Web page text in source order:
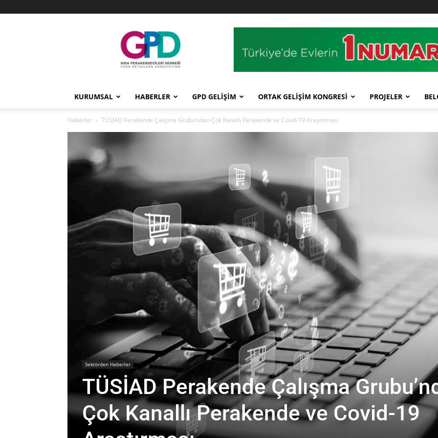
GPD
KURUMSAL HABERLER GPD GELİŞİM ORTAK GELİŞİM KONGRESİ PROJELER
Haberler TÜSİAD Perakende Çalışma Grubu’ndan Çok Kanallı Perakende ve Covid-19 Araştırması
Sektörden Haberler
TÜSİAD Perakende Çalışma
Çok Kanallı Perakende ve Covid-19